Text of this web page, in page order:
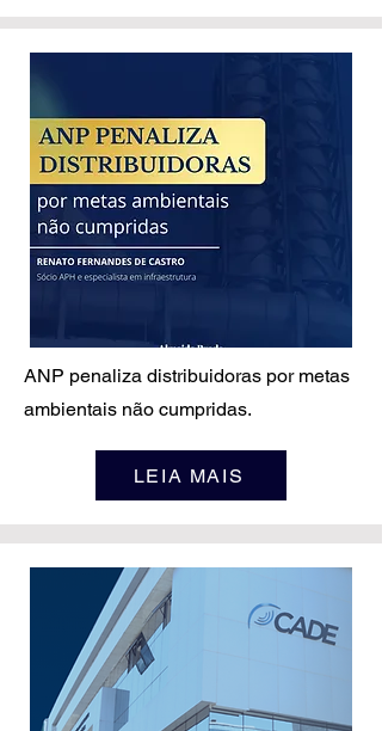
ANP penaliza distribuidoras por metas
ambientais não cumpridas.
LEIA MAIS